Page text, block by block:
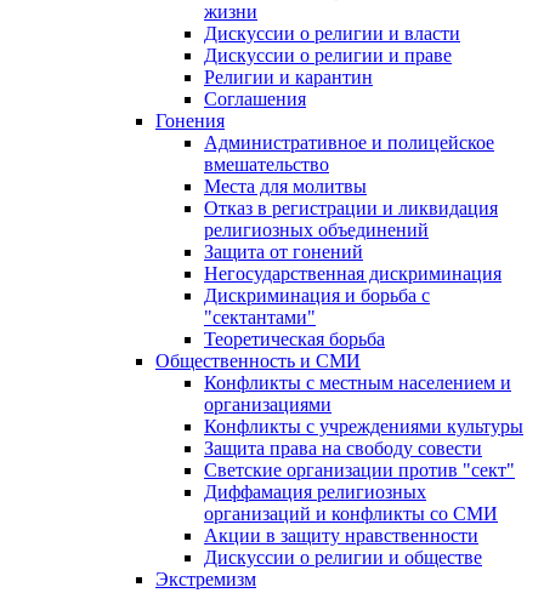
жизни
Дискуссии о религии и власти
Дискуссии о религии и праве
Религии и карантин
Соглашения
Гонения
Административное и полицейское
вмешательство
Места для молитвы
Отказ в регистрации и ликвидация
религиозных объединений
Защита от гонений
Негосударственная дискриминация
Дискриминация и борьба с
"сектантами"
Теоретическая борьба
Общественность и СМИ
Конфликты с местным населением и
организациями
Конфликты с учреждениями культуры
Защита права на свободу совести
Светские организации против "сект"
Диффамация религиозных
организаций и конфликты со СМИ
Акции в защиту нравственности
Дискуссии о религии и обществе
Экстремизм